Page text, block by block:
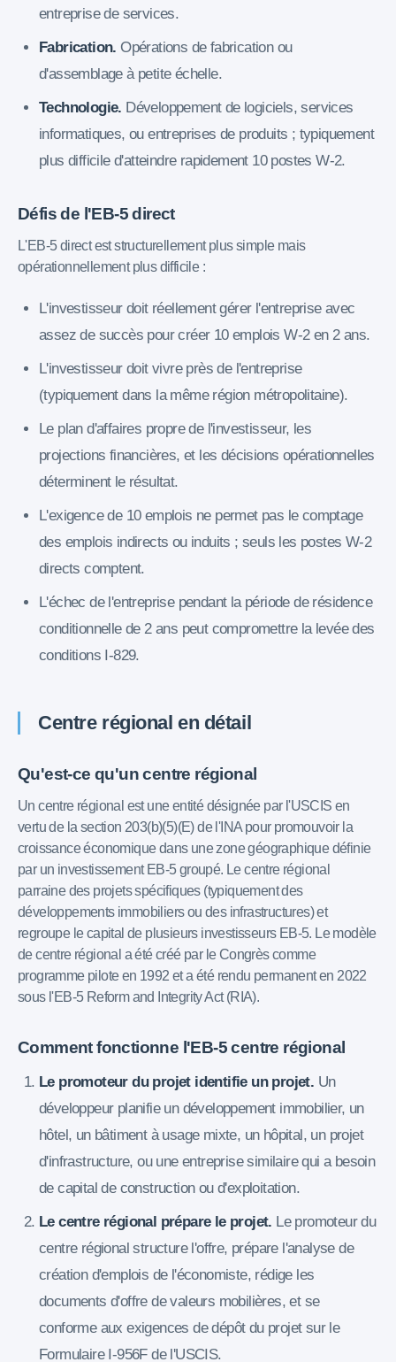
entreprise de services.
Fabrication. Opérations de fabrication ou
d'assemblage à petite échelle.
Technologie. Développement de logiciels, services
informatiques, ou entreprises de produits ; typiquement
plus difficile d'atteindre rapidement 10 postes W-2.
Défis de l'EB-5 direct
L'EB-5 direct est structurellement plus simple mais
opérationnellement plus difficile :
L'investisseur doit réellement gérer l'entreprise avec
assez de succès pour créer 10 emplois W-2 en 2 ans.
L'investisseur doit vivre près de l'entreprise
(typiquement dans la même région métropolitaine).
Le plan d'affaires propre de l'investisseur, les
projections financières, et les décisions opérationnelles
déterminent le résultat.
L'exigence de 10 emplois ne permet pas le comptage
des emplois indirects ou induits ; seuls les postes W-2
directs comptent.
L'échec de l'entreprise pendant la période de résidence
conditionnelle de 2 ans peut compromettre la levée des
conditions I-829.
Centre régional en détail
Qu'est-ce qu'un centre régional
Un centre régional est une entité désignée par l'USCIS en
vertu de la section 203(b)(5)(E) de l'INA pour promouvoir la
croissance économique dans une zone géographique définie
par un investissement EB-5 groupé. Le centre régional
parraine des projets spécifiques (typiquement des
développements immobiliers ou des infrastructures) et
regroupe le capital de plusieurs investisseurs EB-5. Le modèle
de centre régional a été créé par le Congrès comme
programme pilote en 1992 et a été rendu permanent en 2022
sous l'EB-5 Reform and Integrity Act (RIA).
Comment fonctionne l'EB-5 centre régional
Le promoteur du projet identifie un projet. Un
développeur planifie un développement immobilier, un
hôtel, un bâtiment à usage mixte, un hôpital, un projet
d'infrastructure, ou une entreprise similaire qui a besoin
de capital de construction ou d'exploitation.
Le centre régional prépare le projet. Le promoteur du
centre régional structure l'offre, prépare l'analyse de
création d'emplois de l'économiste, rédige les
documents d'offre de valeurs mobilières, et se
conforme aux exigences de dépôt du projet sur le
Formulaire I-956F de l'USCIS.